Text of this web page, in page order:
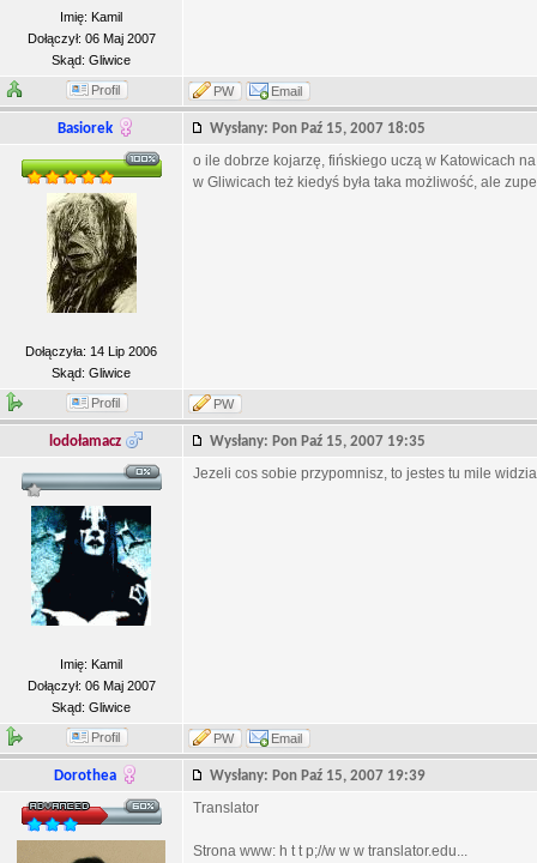
Imię: Kamil
Dołączył: 06 Maj 2007
Skąd: Gliwice
Profil PW Email
Basiorek Wysłany: Pon Paź 15, 2007 18:05
Dołączyła: 14 Lip 2006
Skąd: Gliwice
o ile dobrze kojarzę, fińskiego uczą w Katowicach
w Gliwicach też kiedyś była taka możliwość, ale
Profil PW
lodołamacz Wysłany: Pon Paź 15, 2007 19:35
Imię: Kamil
Dołączył: 06 Maj 2007
Skąd: Gliwice
Jezeli cos sobie przypomnisz, to jestes tu mile
Profil PW Email
Dorothea Wysłany: Pon Paź 15, 2007 19:39
Translator
Strona www: h t t p;//w w w translator.edu...